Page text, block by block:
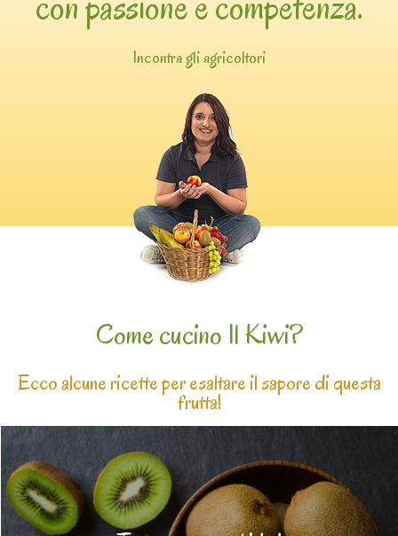
Incontra gli agricoltori
Come cucino Il Kiwi?
Ecco alcune ricette per esaltare il sapore di questa
frutta!